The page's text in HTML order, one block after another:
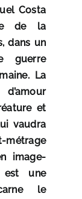
Costa
de la
dans un
guerre
La
et
vaudra
image-
est une
le